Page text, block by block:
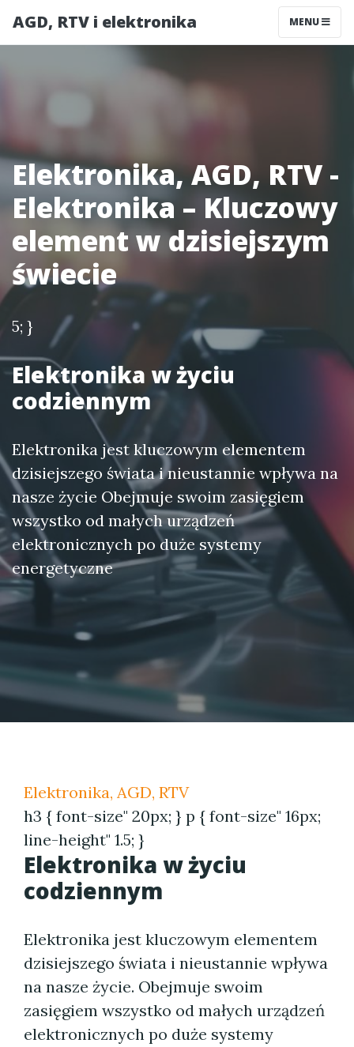
AGD, RTV i elektronika MENU
Elektronika, AGD, RTV -
Elektronika – Kluczowy
element w dzisiejszym
świecie
5; }
Elektronika w życiu
codziennym
Elektronika jest kluczowym elementem
dzisiejszego świata i nieustannie wpływa na
nasze życie Obejmuje swoim zasięgiem
wszystko od małych urządzeń
elektronicznych po duże systemy
energetyczne
Elektronika, AGD, RTV
h3 { font-size" 20px; } p { font-size" 16px;
line-height" 1.5; }
Elektronika w życiu
codziennym
Elektronika jest kluczowym elementem
dzisiejszego świata i nieustannie wpływa
na nasze życie. Obejmuje swoim
zasięgiem wszystko od małych urządzeń
elektronicznych po duże systemy